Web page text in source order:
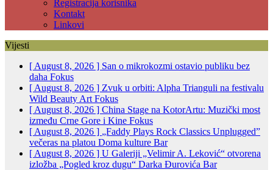
Registracija korisnika
Kontakt
Linkovi
Vijesti
[ August 8, 2026 ] San o mikrokozmi ostavio publiku bez
daha Fokus
[ August 8, 2026 ] Zvuk u orbiti: Alpha Trianguli na festivalu
Wild Beauty Art Fokus
[ August 8, 2026 ] China Stage na KotorArtu: Muzički most
između Crne Gore i Kine Fokus
[ August 8, 2026 ] „Faddy Plays Rock Classics Unplugged”
večeras na platou Doma kulture Bar
[ August 8, 2026 ] U Galeriji „Velimir A. Leković“ otvorena
izložba „Pogled kroz dugu“ Darka Đurovića Bar